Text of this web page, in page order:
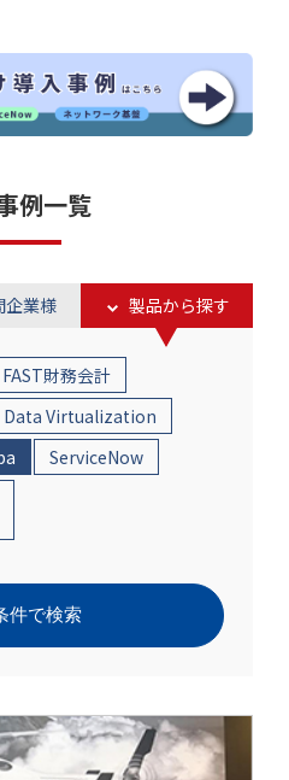
例一覧
企業様 製品から探す
財務会計
Data Virtualization
ServiceNow
件で検索